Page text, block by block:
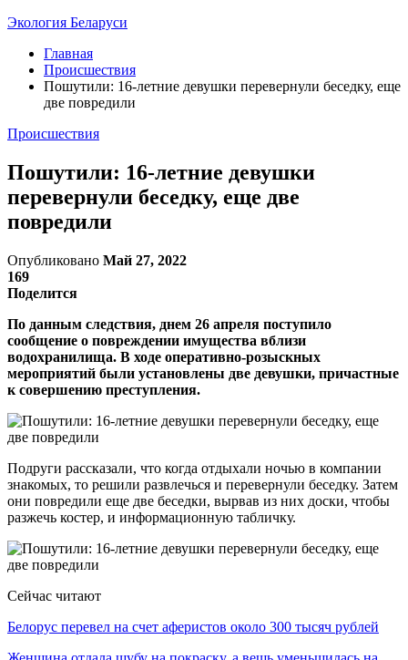
Экология Беларуси
Главная
Происшествия
Пошутили: 16-летние девушки перевернули беседку, еще
две повредили
Происшествия
Пошутили: 16-летние девушки
перевернули беседку, еще две
повредили
Опубликовано Май 27, 2022
169
Поделится
По данным следствия, днем 26 апреля поступило
сообщение о повреждении имущества вблизи
водохранилища. В ходе оперативно-розыскных
мероприятий были установлены две девушки, причастные
к совершению преступления.
Подруги рассказали, что когда отдыхали ночью в компании
знакомых, то решили развлечься и перевернули беседку. Затем
они повредили еще две беседки, вырвав из них доски, чтобы
разжечь костер, и информационную табличку.
Сейчас читают
Белорус перевел на счет аферистов около 300 тысяч рублей